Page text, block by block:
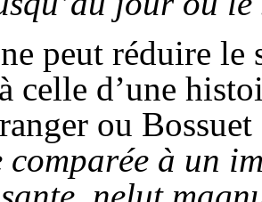
peut réduire le
celle d’une
ou
comparée à un